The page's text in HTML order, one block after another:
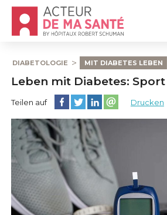
Accueil - Acteur de ma santé,
DIABETOLOGIE MIT DIABETES LEBEN
Leben mit Diabetes: Sport
Teilen auf Diese Seite auf Facebook
Diese Seite auf Twitter
Diese Seite auf
Partager cette
Drucken